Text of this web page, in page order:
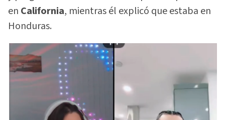
en California, mientras él explicó que estaba en
Honduras.